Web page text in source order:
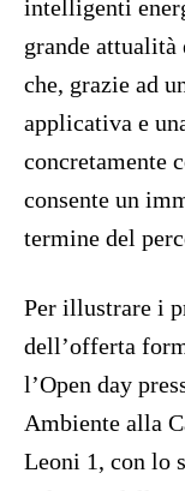
intelligenti
grande attualità
che, grazie ad
applicativa e
concretamente
consente un
termine del
Per illustrare i
dell’offerta
l’Open day
Ambiente alla
Leoni 1, con lo